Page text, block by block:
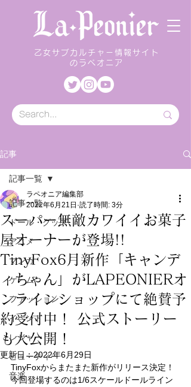
乙女サブカルチャー情報サイト
のラペオニア
記事
記事一覧
ドール・グッズ
アニメ
マンガ
ゲーム
ファッション
イベント
レジャー
ビューティー
音楽
記事一覧
スーパー無敵カワイイお菓子
屋オーナーが登場!!
TinyFox6月新作「キャンデ
ィちゃん」がLAPEONIERオ
ンラインショップにて絶賛予
約受付中！ 公式ストーリー
も大公開！
ラペオニア編集部
2022年6月21日 読了時間: 3分
更新日：2022年6月29日
TinyFoxからまたまた新作がリリース決定！
今回登場するのは1/6スケールドールライン